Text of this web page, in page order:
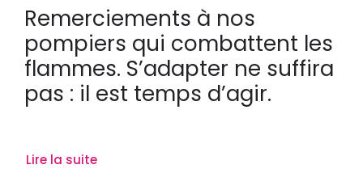
Remerciements à nos
pompiers qui combattent les
flammes. S’adapter ne suffira
pas : il est temps d’agir.
Lire la suite